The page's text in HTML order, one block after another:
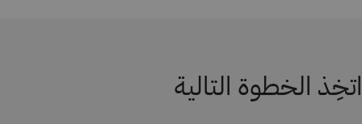
اتخِذ الخطوة التالية